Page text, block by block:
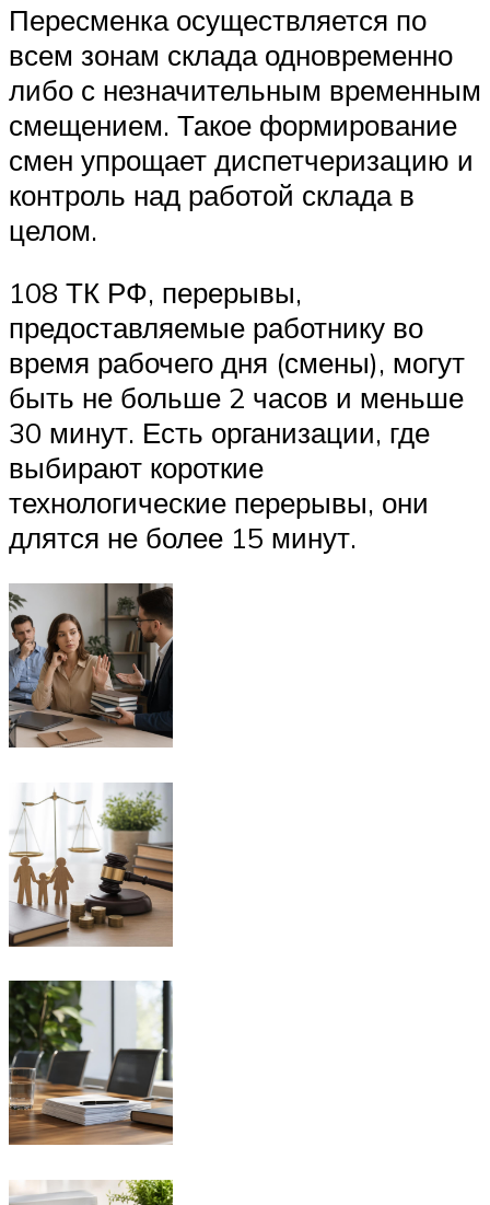
Пересменка осуществляется по
всем зонам склада одновременно
либо с незначительным временным
смещением. Такое формирование
смен упрощает диспетчеризацию и
контроль над работой склада в
целом.
108 ТК РФ, перерывы,
предоставляемые работнику во
время рабочего дня (смены), могут
быть не больше 2 часов и меньше
30 минут. Есть организации, где
выбирают короткие
технологические перерывы, они
длятся не более 15 минут.